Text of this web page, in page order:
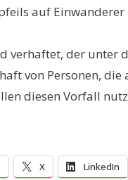
auf
verhaftet, der unter
von Personen,
diesen Vorfall
X LinkedIn